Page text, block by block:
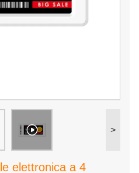
>
elettronica a 4